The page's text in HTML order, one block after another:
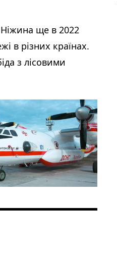
Ніжина ще в 2022
в різних країнах.
з лісовими